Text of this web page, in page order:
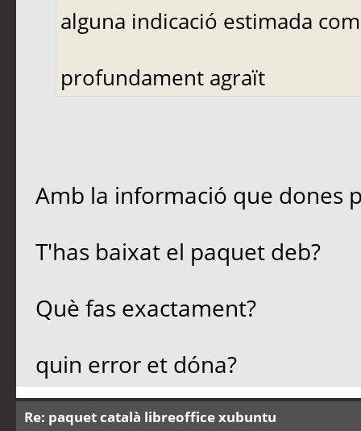
alguna indicació estimada
profundament agraït
Amb la informació que dones
T'has baixat el paquet deb?
Què fas exactament?
quin error et dóna?
Re: paquet català libreoffice xubuntu